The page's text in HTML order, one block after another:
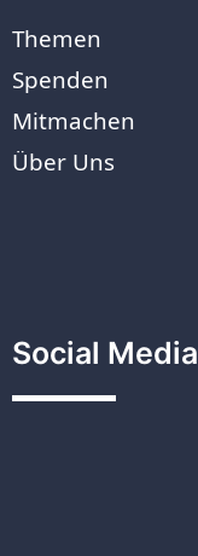
Themen
Spenden
Mitmachen
Über Uns
Social Media